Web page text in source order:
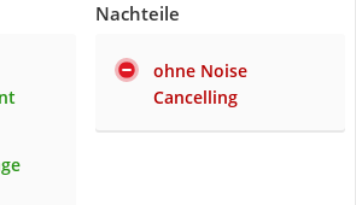
Nachteile
ohne Noise
Cancelling